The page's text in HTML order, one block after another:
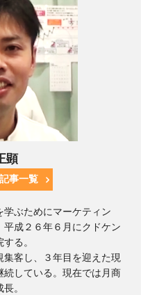
顕
事一覧
ぶためにマーケティン
成２６年６月にクドケン
る。
集客し、３年目を迎えた現
している。現在では月商
。